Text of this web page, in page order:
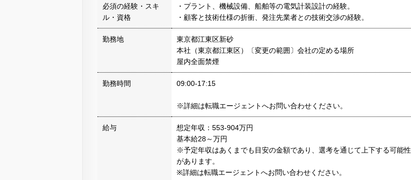
必須の経験・スキ
ル・資格
・プラント、機械設備、船舶等の電気計装設計の経験。
・顧客と技術仕様の折衝、発注先業者との技術交渉の経験。
勤務地
東京都江東区新砂
本社（東京都江東区）〔変更の範囲〕会社の定める場所
屋内全面禁煙
勤務時間 09:00-17:15
※詳細は転職エージェントへお問い合わせください。
給与
想定年収：553-904万円
基本給28～万円
※予定年収はあくまでも目安の金額であり、選考を通じて上下する可能性
があります。
※詳細は転職エージェントへお問い合わせください。